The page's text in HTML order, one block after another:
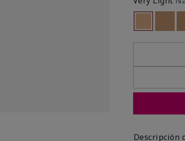
Descripción